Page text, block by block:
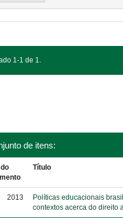
1-1 de 1.
de itens:
Título
2013
Políticas educacionais
contextos acerca do direito